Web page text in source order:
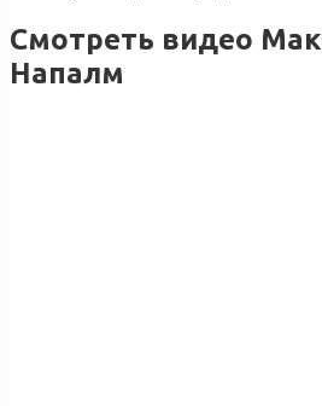
Смотреть видео
Напалм